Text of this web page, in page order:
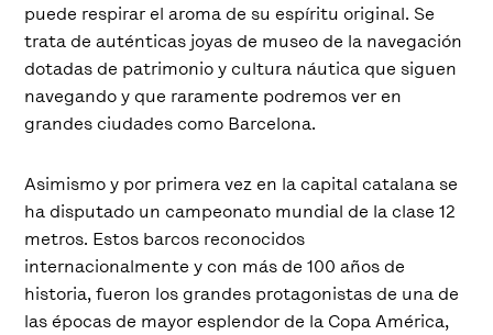
puede respirar el aroma de su espíritu original. Se
trata de auténticas joyas de museo de la navegación
dotadas de patrimonio y cultura náutica que siguen
navegando y que raramente podremos ver en
grandes ciudades como Barcelona.
Asimismo y por primera vez en la capital catalana se
ha disputado un campeonato mundial de la clase 12
metros. Estos barcos reconocidos
internacionalmente y con más de 100 años de
historia, fueron los grandes protagonistas de una de
las épocas de mayor esplendor de la Copa América,